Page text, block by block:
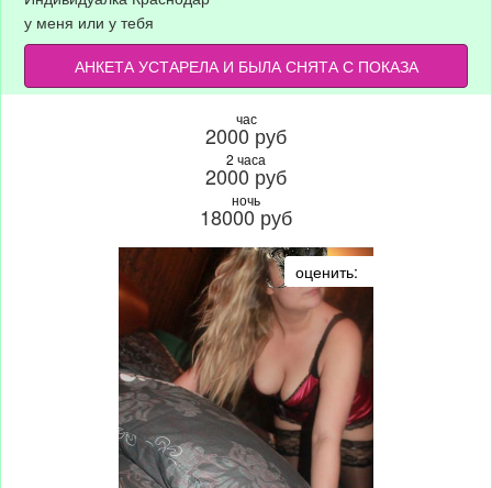
у меня или у тебя
АНКЕТА УСТАРЕЛА И БЫЛА СНЯТА С ПОКАЗА
час
2000 руб
2 часа
2000 руб
ночь
18000 руб
оценить: